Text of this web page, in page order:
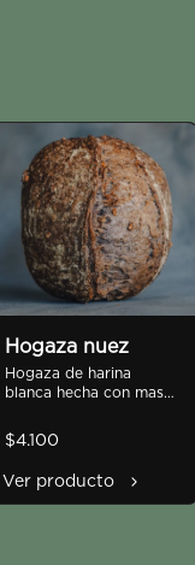
Hogaza nuez
Hogaza de harina
blanca hecha con masa
nueces. 800gr antes de
hornear
$4.100
Ver producto